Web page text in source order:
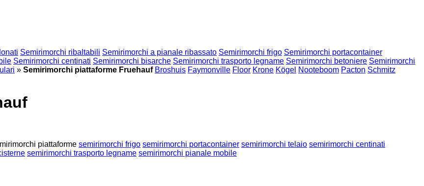
Semirimorchi ribaltabili Semirimorchi a pianale ribassato Semirimorchi frigo Semirimorchi portacontainer
Semirimorchi centinati Semirimorchi bisarche Semirimorchi trasporto legname Semirimorchi betoniere Semirimorchi
» Semirimorchi piattaforme Fruehauf Broshuis Faymonville Floor Krone Kögel Nooteboom Pacton Schmitz
piattaforme semirimorchi frigo semirimorchi portacontainer semirimorchi telaio semirimorchi centinati
semirimorchi trasporto legname semirimorchi pianale mobile